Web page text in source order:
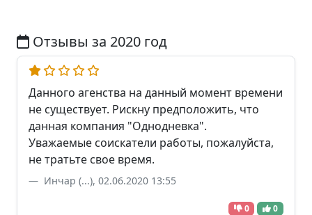
Отзывы за 2020 год
Данного агенства на данный момент времени
не существует. Рискну предположить, что
данная компания "Однодневка".
Уважаемые соискатели работы, пожалуйста,
не тратьте свое время.
Инчар (...), 02.06.2020 13:55
0 0